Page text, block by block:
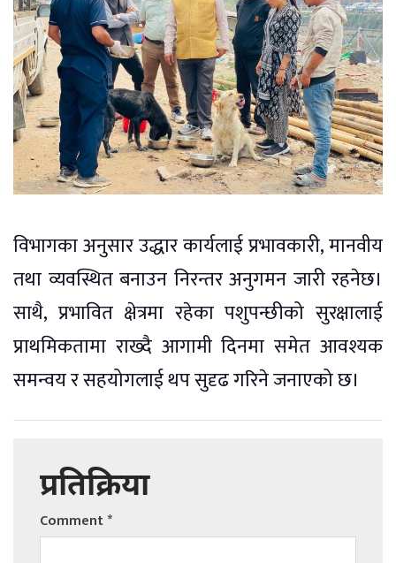
विभागका अनुसार उद्धार कार्यलाई प्रभावकारी, मानवीय
तथा व्यवस्थित बनाउन निरन्तर अनुगमन जारी रहनेछ।
साथै, प्रभावित क्षेत्रमा रहेका पशुपन्छीको सुरक्षालाई
प्राथमिकतामा राख्दै आगामी दिनमा समेत आवश्यक
समन्वय र सहयोगलाई थप सुदृढ गरिने जनाएको छ।
प्रतिक्रिया
Comment*